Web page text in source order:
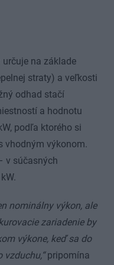
na základe
straty) a veľkosti
odhad stačí
a hodnotu
podľa ktorého si
vhodným výkonom.
v súčasných
nominálny výkon, ale
zariadenie by
výkone, keď sa do
pripomína